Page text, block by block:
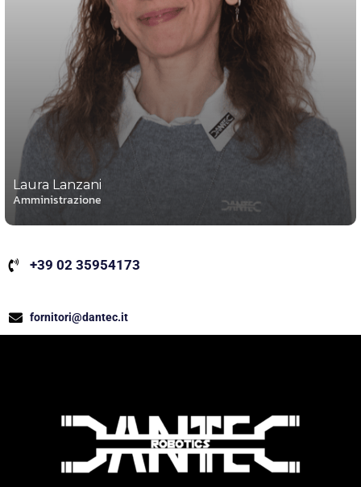
Laura Lanzani
Amministrazione
+39 02 35954173
fornitori@dantec.it